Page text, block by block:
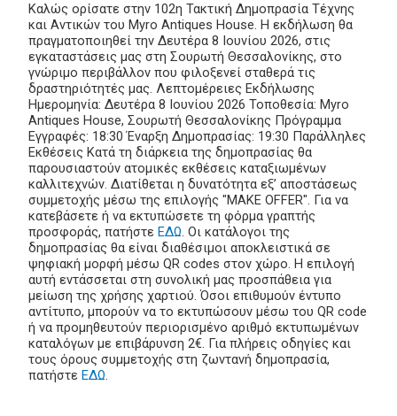
Καλώς ορίσατε στην 102η Τακτική Δημοπρασία Τέχνης
και Αντικών του Myro Antiques House. Η εκδήλωση θα
πραγματοποιηθεί την Δευτέρα 8 Ιουνίου 2026, στις
εγκαταστάσεις μας στη Σουρωτή Θεσσαλονίκης, στο
γνώριμο περιβάλλον που φιλοξενεί σταθερά τις
δραστηριότητές μας. Λεπτομέρειες Εκδήλωσης
Ημερομηνία: Δευτέρα 8 Ιουνίου 2026 Τοποθεσία: Myro
Antiques House, Σουρωτή Θεσσαλονίκης Πρόγραμμα
Εγγραφές: 18:30 Έναρξη Δημοπρασίας: 19:30 Παράλληλες
Εκθέσεις Κατά τη διάρκεια της δημοπρασίας θα
παρουσιαστούν ατομικές εκθέσεις καταξιωμένων
καλλιτεχνών. Διατίθεται η δυνατότητα εξ’ αποστάσεως
συμμετοχής μέσω της επιλογής "MAKE OFFER". Για να
κατεβάσετε ή να εκτυπώσετε τη φόρμα γραπτής
προσφοράς, πατήστε ΕΔΩ. Οι κατάλογοι της
δημοπρασίας θα είναι διαθέσιμοι αποκλειστικά σε
ψηφιακή μορφή μέσω QR codes στον χώρο. Η επιλογή
αυτή εντάσσεται στη συνολική μας προσπάθεια για
μείωση της χρήσης χαρτιού. Όσοι επιθυμούν έντυπο
αντίτυπο, μπορούν να το εκτυπώσουν μέσω του QR code
ή να προμηθευτούν περιορισμένο αριθμό εκτυπωμένων
καταλόγων με επιβάρυνση 2€. Για πλήρεις οδηγίες και
τους όρους συμμετοχής στη ζωντανή δημοπρασία,
πατήστε ΕΔΩ.